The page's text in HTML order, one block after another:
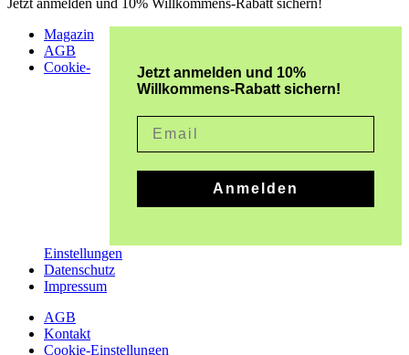
Jetzt anmelden und 10%
Willkommens-Rabatt sichern!
Anmelden
Magazin
AGB
Cookie-
Einstellungen
Datenschutz
Impressum
AGB
Kontakt
Cookie-Einstellungen